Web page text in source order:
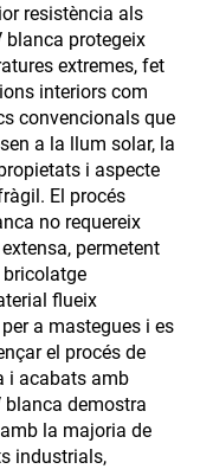
resistència als
blanca protegeix
extremes, fet
interiors com
convencionals que
a la llum solar, la
i aspecte
El procés
no requereix
permetent
flueix
a mastegues i es
el procés de
i acabats amb
blanca demostra
la majoria de
industrials,